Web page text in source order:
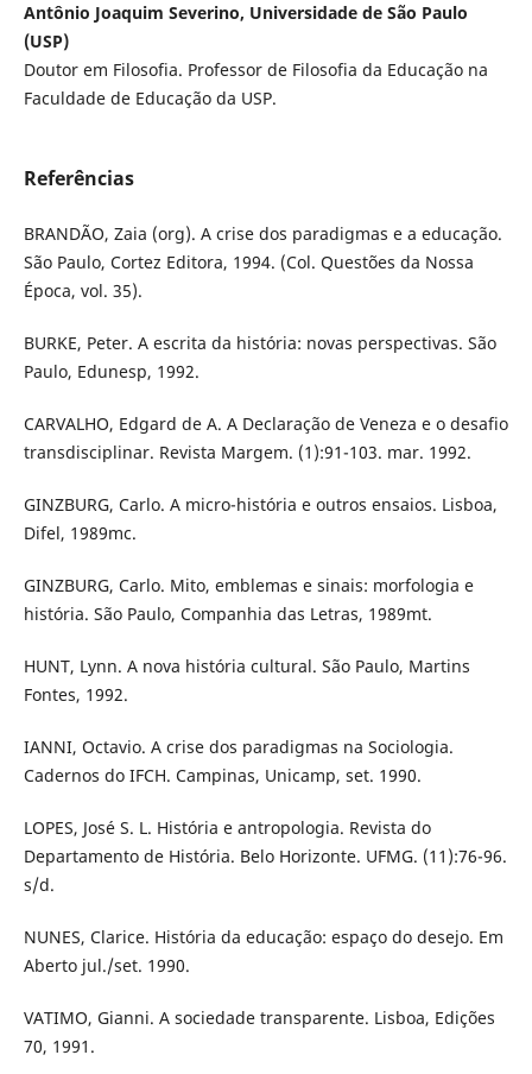
Antônio Joaquim Severino, Universidade de São Paulo
(USP)
Doutor em Filosofia. Professor de Filosofia da Educação na
Faculdade de Educação da USP.
Referências
BRANDÃO, Zaia (org). A crise dos paradigmas e a educação.
São Paulo, Cortez Editora, 1994. (Col. Questões da Nossa
Época, vol. 35).
BURKE, Peter. A escrita da história: novas perspectivas. São
Paulo, Edunesp, 1992.
CARVALHO, Edgard de A. A Declaração de Veneza e o desafio
transdisciplinar. Revista Margem. (1):91-103. mar. 1992.
GINZBURG, Carlo. A micro-história e outros ensaios. Lisboa,
Difel, 1989mc.
GINZBURG, Carlo. Mito, emblemas e sinais: morfologia e
história. São Paulo, Companhia das Letras, 1989mt.
HUNT, Lynn. A nova história cultural. São Paulo, Martins
Fontes, 1992.
IANNI, Octavio. A crise dos paradigmas na Sociologia.
Cadernos do IFCH. Campinas, Unicamp, set. 1990.
LOPES, José S. L. História e antropologia. Revista do
Departamento de História. Belo Horizonte. UFMG. (11):76-96.
s/d.
NUNES, Clarice. História da educação: espaço do desejo. Em
Aberto jul./set. 1990.
VATIMO, Gianni. A sociedade transparente. Lisboa, Edições
70, 1991.